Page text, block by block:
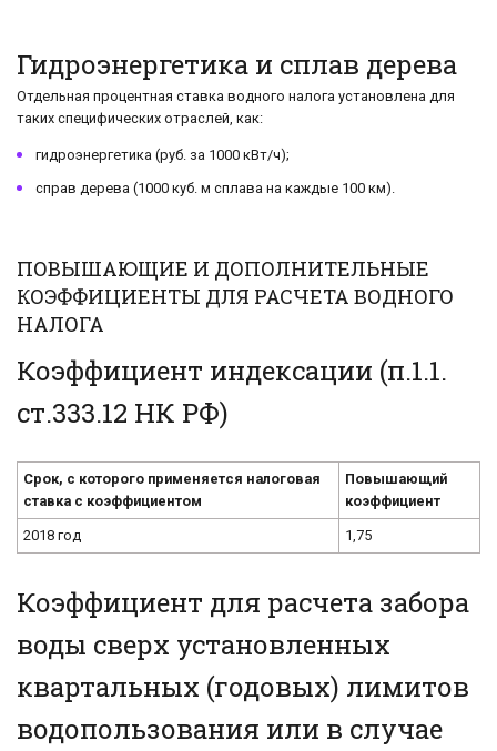
Гидроэнергетика и сплав дерева
Отдельная процентная ставка водного налога установлена для
таких специфических отраслей, как:
гидроэнергетика (руб. за 1000 кВт/ч);
справ дерева (1000 куб. м сплава на каждые 100 км).
ПОВЫШАЮЩИЕ И ДОПОЛНИТЕЛЬНЫЕ
КОЭФФИЦИЕНТЫ ДЛЯ РАСЧЕТА ВОДНОГО
НАЛОГА
Коэффициент индексации (п.1.1.
ст.333.12 НК РФ)
Срок, с которого применяется налоговая
ставка с коэффициентом
Повышающий
коэффициент
2018 год 1,75
Коэффициент для расчета забора
воды сверх установленных
квартальных (годовых) лимитов
водопользования или в случае